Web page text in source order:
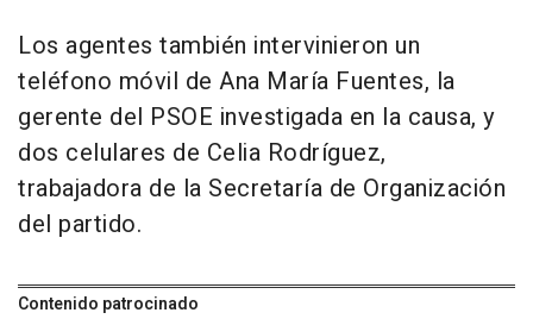
Los agentes también intervinieron un
teléfono móvil de Ana María Fuentes, la
gerente del PSOE investigada en la causa, y
dos celulares de Celia Rodríguez,
trabajadora de la Secretaría de Organización
del partido.
Contenido patrocinado